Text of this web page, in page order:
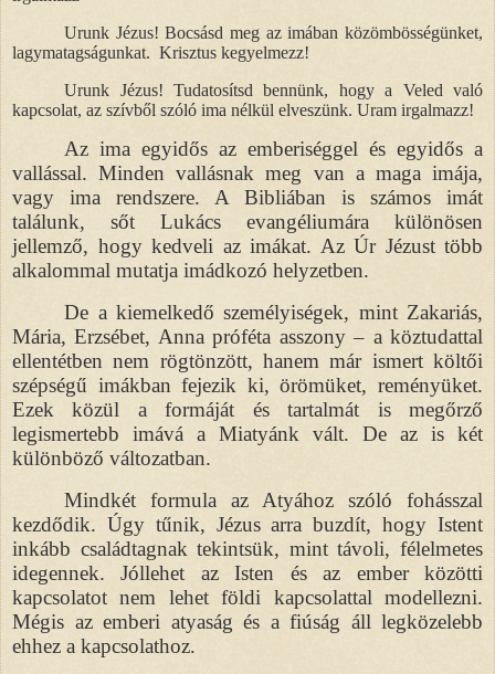
Urunk Jézus! Bocsásd meg az imában közömbösségünket,
lagymatagságunkat. Krisztus kegyelmezz!
Urunk Jézus! Tudatosítsd bennünk, hogy a Veled való
kapcsolat, az szívből szóló ima nélkül elveszünk. Uram irgalmazz!
Az ima egyidős az emberiséggel és egyidős a
vallással. Minden vallásnak meg van a maga imája,
vagy ima rendszere. A Bibliában is számos imát
találunk, sőt Lukács evangéliumára különösen
jellemző, hogy kedveli az imákat. Az Úr Jézust több
alkalommal mutatja imádkozó helyzetben.
De a kiemelkedő személyiségek, mint Zakariás,
Mária, Erzsébet, Anna próféta asszony – a köztudattal
ellentétben nem rögtönzött, hanem már ismert költői
szépségű imákban fejezik ki, örömüket, reményüket.
Ezek közül a formáját és tartalmát is megőrző
legismertebb imává a Miatyánk vált. De az is két
különböző változatban.
Mindkét formula az Atyához szóló fohásszal
kezdődik. Úgy tűnik, Jézus arra buzdít, hogy Istent
inkább családtagnak tekintsük, mint távoli, félelmetes
idegennek. Jóllehet az Isten és az ember közötti
kapcsolatot nem lehet földi kapcsolattal modellezni.
Mégis az emberi atyaság és a fiúság áll legközelebb
ehhez a kapcsolathoz.